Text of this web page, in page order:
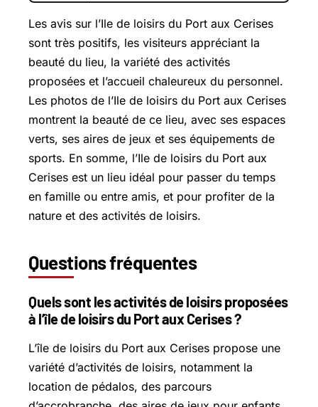
Les avis sur l’Ile de loisirs du Port aux Cerises
sont très positifs, les visiteurs appréciant la
beauté du lieu, la variété des activités
proposées et l’accueil chaleureux du personnel.
Les photos de l’Ile de loisirs du Port aux Cerises
montrent la beauté de ce lieu, avec ses espaces
verts, ses aires de jeux et ses équipements de
sports. En somme, l’Ile de loisirs du Port aux
Cerises est un lieu idéal pour passer du temps
en famille ou entre amis, et pour profiter de la
nature et des activités de loisirs.
Questions fréquentes
Quels sont les activités de loisirs proposées
à l’île de loisirs du Port aux Cerises ?
L’île de loisirs du Port aux Cerises propose une
variété d’activités de loisirs, notamment la
location de pédalos, des parcours